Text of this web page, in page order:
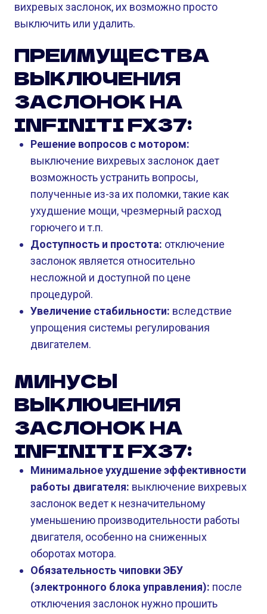
вихревых заслонок, их возможно просто
выключить или удалить.
ПРЕИМУЩЕСТВА
ВЫКЛЮЧЕНИЯ
ЗАСЛОНОК НА
INFINITI FX37:
Решение вопросов с мотором:
выключение вихревых заслонок дает
возможность устранить вопросы,
полученные из-за их поломки, такие как
ухудшение мощи, чрезмерный расход
горючего и т.п.
Доступность и простота: отключение
заслонок является относительно
несложной и доступной по цене
процедурой.
Увеличение стабильности: вследствие
упрощения системы регулирования
двигателем.
МИНУСЫ
ВЫКЛЮЧЕНИЯ
ЗАСЛОНОК НА
INFINITI FX37:
Минимальное ухудшение эффективности
работы двигателя: выключение вихревых
заслонок ведет к незначительному
уменьшению производительности работы
двигателя, особенно на сниженных
оборотах мотора.
Обязательность чиповки ЭБУ
(электронного блока управления): после
отключения заслонок нужно прошить